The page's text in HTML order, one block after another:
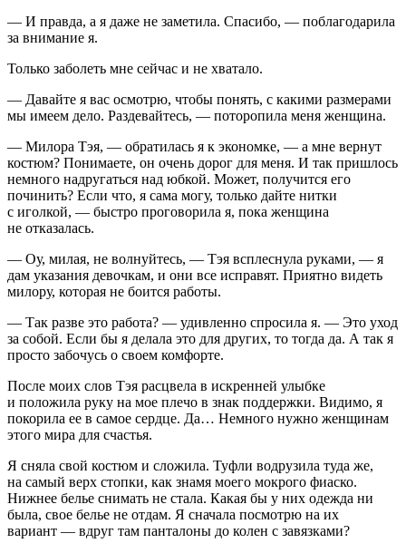
— И правда, а я даже не заметила. Спасибо, — поблагодарила
за внимание я.
Только заболеть мне сейчас и не хватало.
— Давайте я вас осмотрю, чтобы понять, с какими размерами
мы имеем дело. Раздевайтесь, — поторопила меня женщина.
— Милора Тэя, — обратилась я к экономке, — а мне вернут
костюм? Понимаете, он очень дорог для меня. И так пришлось
немного надругаться над юбкой. Может, получится его
починить? Если что, я сама могу, только дайте нитки
с иголкой, — быстро проговорила я, пока женщина
не отказалась.
— Оу, милая, не волнуйтесь, — Тэя всплеснула руками, — я
дам указания девочкам, и они все исправят. Приятно видеть
милору, которая не боится работы.
— Так разве это работа? — удивленно спросила я. — Это уход
за собой. Если бы я делала это для других, то тогда да. А так я
просто забочусь о своем комфорте.
После моих слов Тэя расцвела в искренней улыбке
и положила руку на мое плечо в знак поддержки. Видимо, я
покорила ее в самое сердце. Да… Немного нужно женщинам
этого мира для счастья.
Я сняла свой костюм и сложила. Туфли водрузила туда же,
на самый верх стопки, как знамя моего мокрого фиаско.
Нижнее белье снимать не стала. Какая бы у них одежда ни
была, свое белье не отдам. Я сначала посмотрю на их
вариант — вдруг там панталоны до колен с завязками?